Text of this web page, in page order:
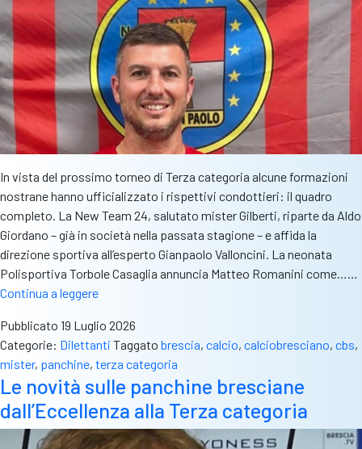
Seconda
categoria
In vista del prossimo torneo di Terza categoria alcune formazioni
nostrane hanno ufficializzato i rispettivi condottieri: il quadro
completo. La New Team 24, salutato mister Gilberti, riparte da Aldo
Giordano – già in società nella passata stagione – e affida la
direzione sportiva all’esperto Gianpaolo Valloncini. La neonata
Polisportiva Torbole Casaglia annuncia Matteo Romanini come……
Continua a leggereNovità
panchine
di
alcune
squadre
di
Terza
Pubblicato 19 Luglio 2026
Categorie: Dilettanti Taggato brescia, calcio, calciobresciano, cbs,
mister, panchine, terza categoria
Le novità sulle panchine bresciane
dall’Eccellenza alla Terza categoria